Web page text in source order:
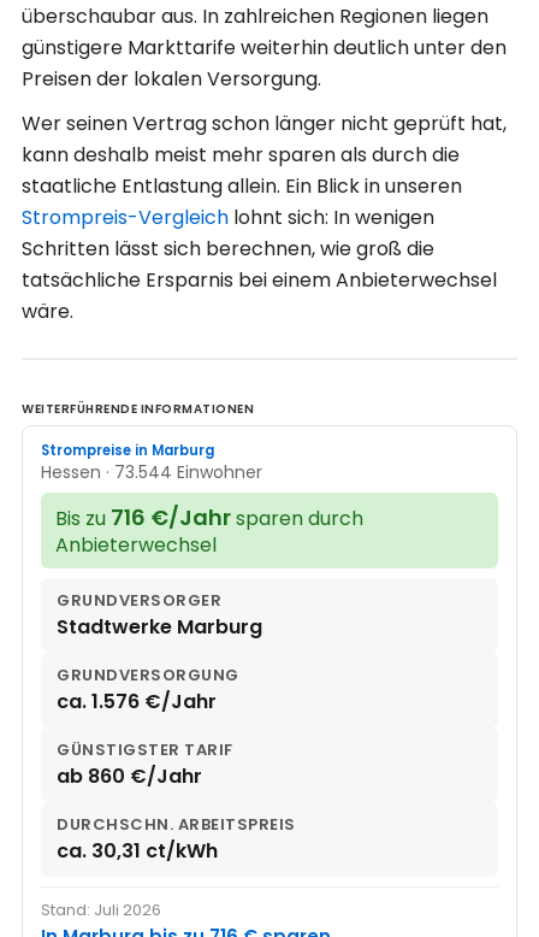
überschaubar aus. In zahlreichen Regionen liegen
günstigere Markttarife weiterhin deutlich unter den
Preisen der lokalen Versorgung.
Wer seinen Vertrag schon länger nicht geprüft hat,
kann deshalb meist mehr sparen als durch die
staatliche Entlastung allein. Ein Blick in unseren
Strompreis-Vergleich lohnt sich: In wenigen
Schritten lässt sich berechnen, wie groß die
tatsächliche Ersparnis bei einem Anbieterwechsel
wäre.
WEITERFÜHRENDE INFORMATIONEN
Strompreise in Marburg
Hessen · 73.544 Einwohner
Bis zu 716 €/Jahrsparen durch
Anbieterwechsel
GRUNDVERSORGER
Stadtwerke Marburg
GRUNDVERSORGUNG
ca. 1.576 €/Jahr
GÜNSTIGSTER TARIF
ab 860 €/Jahr
DURCHSCHN. ARBEITSPREIS
ca. 30,31 ct/kWh
Stand: Juli 2026